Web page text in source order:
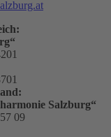
Salzburg“
09